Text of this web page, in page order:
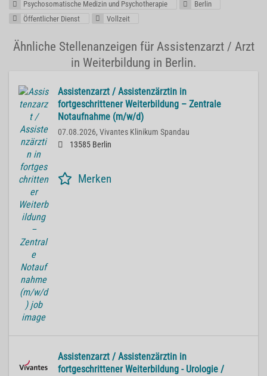
Psychosomatische Medizin und Psychotherapie
Berlin
Öffentlicher Dienst
Vollzeit
Ähnliche Stellenanzeigen für Assistenzarzt / Arzt
in Weiterbildung in Berlin.
Assistenzarzt / Assistenzärztin in
fortgeschrittener Weiterbildung – Zentrale
Notaufnahme (m/w/d)
07.08.2026, Vivantes Klinikum Spandau
13585 Berlin
Merken
Assistenzarzt / Assistenzärztin in
fortgeschrittener Weiterbildung - Urologie /